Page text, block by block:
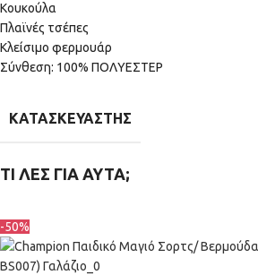
Κουκούλα
Πλαϊνές τσέπες
Κλείσιμο φερμουάρ
Σύνθεση: 100% ΠΟΛΥΕΣΤΕΡ
ΚΑΤΑΣΚΕΥΑΣΤΉΣ
ΤΙ ΛΕΣ ΓΙΑ ΑΥΤΑ;
-50%